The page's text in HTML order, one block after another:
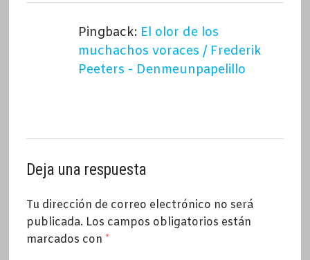
Pingback: El olor de los
muchachos voraces / Frederik
Peeters - Denmeunpapelillo
Deja una respuesta
Tu dirección de correo electrónico no será
publicada. Los campos obligatorios están
marcados con *